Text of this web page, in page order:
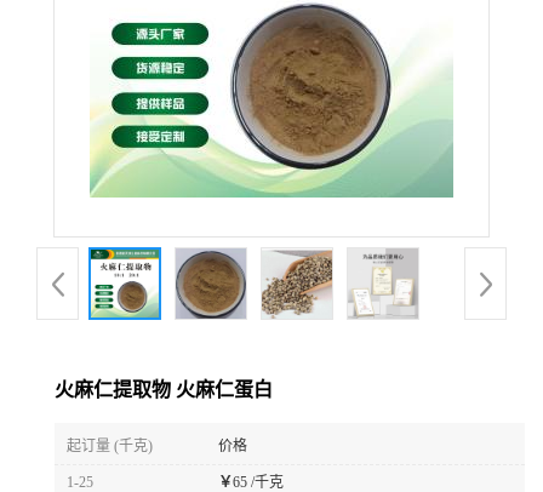
火麻仁提取物 火麻仁蛋白
起订量 (千克) 价格
1-25 ￥65 /千克